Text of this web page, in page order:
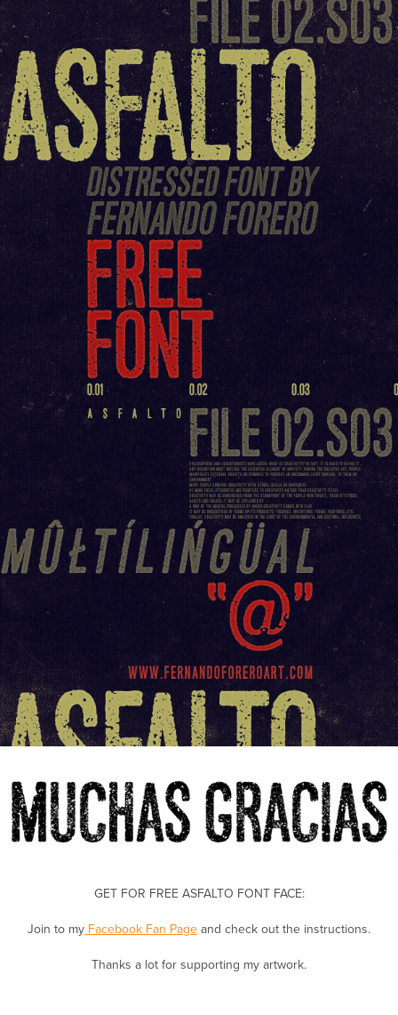
GET FOR FREE ASFALTO FONT FACE:
Join to my Facebook Fan Page and check out the instructions.
Thanks a lot for supporting my artwork.